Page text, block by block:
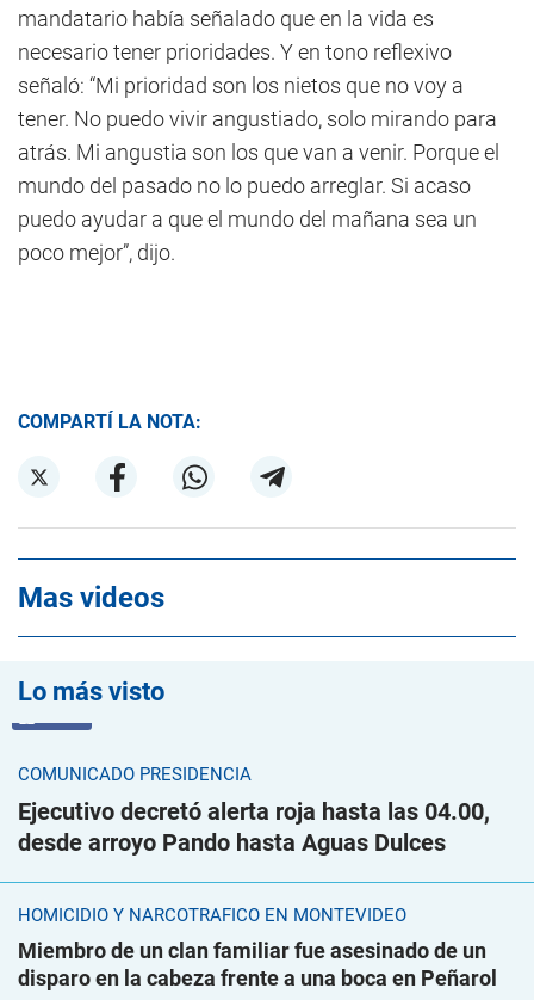
mandatario había señalado que en la vida es
necesario tener prioridades. Y en tono reflexivo
señaló: “Mi prioridad son los nietos que no voy a
tener. No puedo vivir angustiado, solo mirando para
atrás. Mi angustia son los que van a venir. Porque el
mundo del pasado no lo puedo arreglar. Si acaso
puedo ayudar a que el mundo del mañana sea un
poco mejor”, dijo.
COMPARTÍ LA NOTA:
Mas videos
Lo más visto
COMUNICADO PRESIDENCIA
Ejecutivo decretó alerta roja hasta las 04.00,
desde arroyo Pando hasta Aguas Dulces
HOMICIDIO Y NARCOTRÁFICO EN MONTEVIDEO
Miembro de un clan familiar fue asesinado de un
disparo en la cabeza frente a una boca en Peñarol